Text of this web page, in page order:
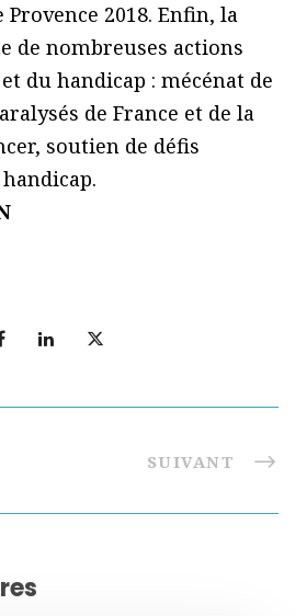
2018. Enfin, la
de nombreuses actions
du handicap : mécénat de
de France et de la
soutien de défis
SUIVANT